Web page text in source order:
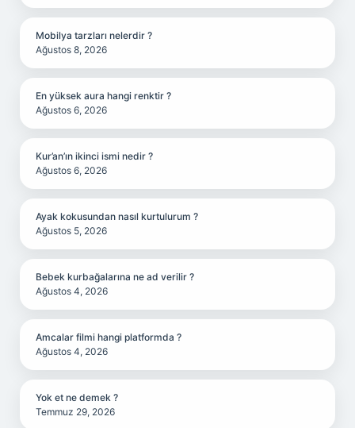
Mobilya tarzları nelerdir ?
Ağustos 8, 2026
En yüksek aura hangi renktir ?
Ağustos 6, 2026
Kur’an’ın ikinci ismi nedir ?
Ağustos 6, 2026
Ayak kokusundan nasıl kurtulurum ?
Ağustos 5, 2026
Bebek kurbağalarına ne ad verilir ?
Ağustos 4, 2026
Amcalar filmi hangi platformda ?
Ağustos 4, 2026
Yok et ne demek ?
Temmuz 29, 2026